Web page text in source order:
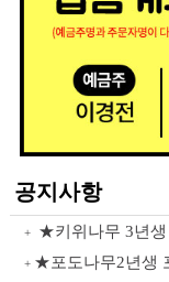
+ ★키위나무 3년생
★스트로브 잣나
★불두화나무 4